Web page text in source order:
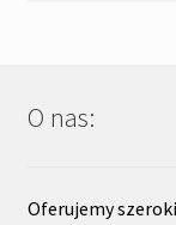
O nas:
Oferujemy